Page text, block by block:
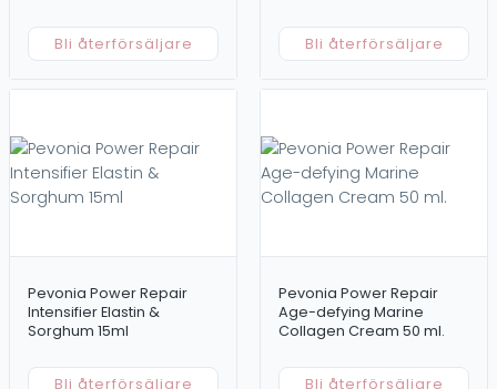
Hår
Kropp
Bli återförsäljare Bli återförsäljare
Pevonia Power Repair
Intensifier Elastin &
Sorghum 15ml
Bli återförsäljare
Pevonia Power Repair
Age-defying Marine
Collagen Cream 50 ml.
Bli återförsäljare